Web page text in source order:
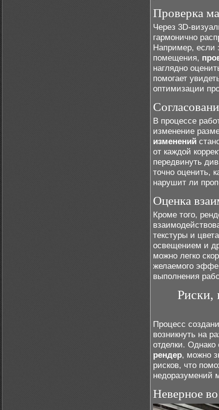
Проверка
Через 3D-
гармонично
Например, если
помещения,
наглядно
помогает
оптимизации
В процессе
изменение
изменений
от каждой
передвинуть
точно оценить,
нарушит ли
Оценка
Кроме того,
текстуры и
освещением и
можно легко
желаемого
выполнения
Риски,
Процесс
возникнуть на
отделки.
рендер, можно
рисков, что
недоразумений
Неверное